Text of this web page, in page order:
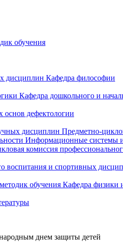
обучения
дисциплин Кафедра философии
Кафедра дошкольного и
основ дефектологии
дисциплин Предметно-
Информационные системы
комиссия
воспитания и спортивных
обучения Кафедра физики
днем защиты детей